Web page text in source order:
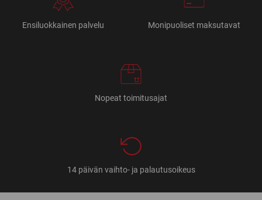
Ensiluokkainen palvelu Monipuoliset maksutavat
Nopeat toimitusajat
14 päivän vaihto- ja palautusoikeus